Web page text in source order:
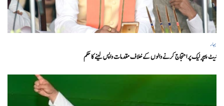
بہار
نیٹ پیپر لیک پر احتجاج کرنے والوں کے خلاف مقدمات واپس لینے کا حکم